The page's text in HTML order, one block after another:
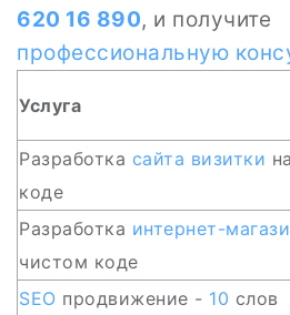
620 16 890, и получите
профессиональную
Услуга
Разработка сайта визитки
коде
Разработка интернет-
чистом коде
SEO продвижение - 10 слов